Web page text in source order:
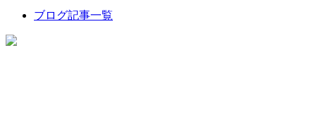
ブログ記事一覧